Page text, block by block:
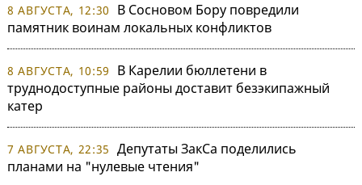
8 АВГУСТА, 12:30
В Сосновом Бору повредили
памятник воинам локальных конфликтов
8 АВГУСТА, 10:59
В Карелии бюллетени в
труднодоступные районы доставит безэкипажный
катер
7 АВГУСТА, 22:35 Депутаты ЗакСа поделились
планами на "нулевые чтения"